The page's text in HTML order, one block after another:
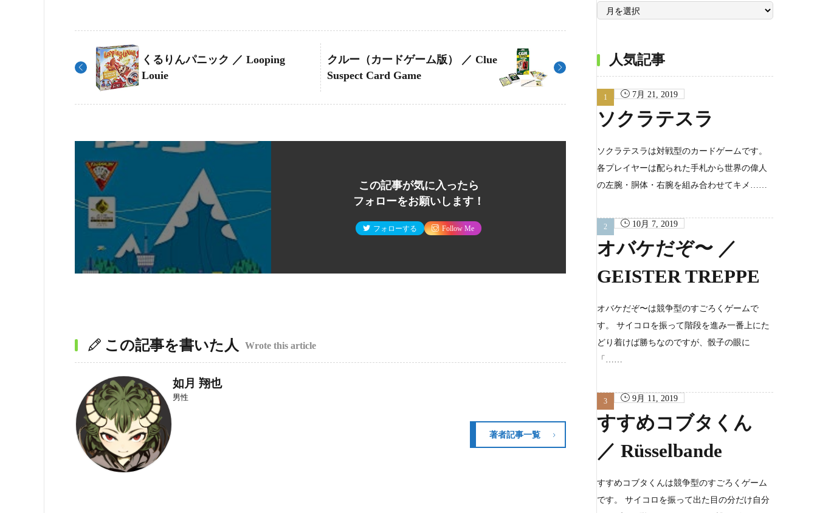
くるりんパニック ／ Looping
Louie
クルー（カードゲーム版） ／ Clue
Suspect Card Game
この記事が気に入ったら
フォローをお願いします！
フォローする Follow Me
この記事を書いた人 Wrote this article
如月 翔也
男性
著者記事一覧
月
ア
ブ
人気記事
7月 21, 2019
ソクラテスラ
ソクラテスラは対戦型のカードゲームです。
各プレイヤーは配られた手札から世界の偉人
の左腕・胴体・右腕を組み合わせてキメ……
10月 7, 2019
オバケだぞ〜 ／
GEISTER TREPPE
オバケだぞ〜は競争型のすごろくゲームで
す。 サイコロを振って階段を進み一番上にた
どり着けば勝ちなのですが、骰子の眼に
「……
9月 11, 2019
すすめコブタくん
／ Rüsselbande
すすめコブタくんは競争型のすごろくゲーム
です。 サイコロを振って出た目の分だけ自分